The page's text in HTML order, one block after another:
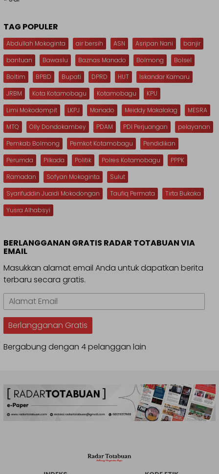
TAG POPULER
Abdullah Mokoginta air bersih ASN Asripan Nani
banjir
bantuan
Bawaslu Baznas Manado Bolmong
Bolsel
Boltim
BPBD Bupati DPRD HUT
Iskandar Kamaru
JRBM
Kota Kotamobagu Kotamobagu
KPU
Limi Mokodompit
LKPJ Manado Meiddy Makalalag
MESRA
MTQ
Olly Dondokambey PDAM PDI Perjuangan
pelayanan
Pemkab Bolmong
Pemkot Kotamobagu
Pendidikan
Perumda
Pilkada Politik Polres Kotamobagu
PPPK
Ramadan
Sofyan Mokoginta
Sulut
Syarifuddin Juaidi Mokodongan
Taufiq Permata
Tirta Bukaka
Yusra Alhabsyi
BERLANGGANAN GRATIS RADAR TOTABUAN VIA
EMAIL
Masukkan alamat email Anda untuk dapatkan berita
terbaru secara gratis.
Alamat
Email
Berlangganan Gratis
Bergabung dengan 4 pelanggan lain